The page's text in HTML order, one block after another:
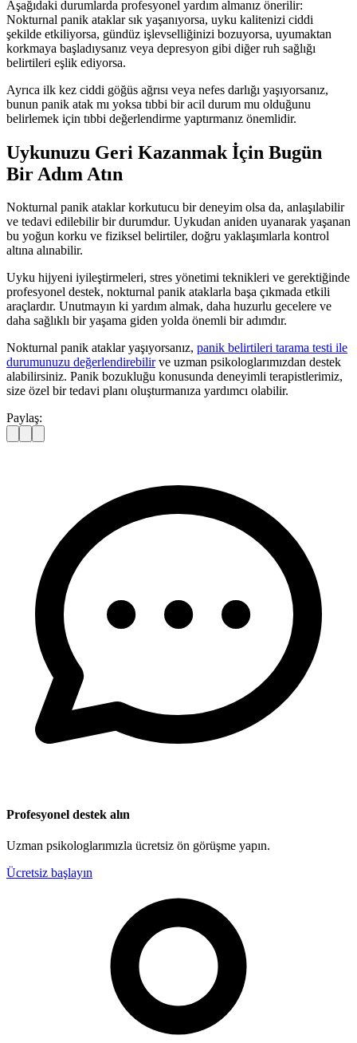
Aşağıdaki durumlarda profesyonel yardım almanız önerilir:
Nokturnal panik ataklar sık yaşanıyorsa, uyku kalitenizi ciddi
şekilde etkiliyorsa, gündüz işlevselliğinizi bozuyorsa, uyumaktan
korkmaya başladıysanız veya depresyon gibi diğer ruh sağlığı
belirtileri eşlik ediyorsa.
Ayrıca ilk kez ciddi göğüs ağrısı veya nefes darlığı yaşıyorsanız,
bunun panik atak mı yoksa tıbbi bir acil durum mu olduğunu
belirlemek için tıbbi değerlendirme yaptırmanız önemlidir.
Uykunuzu Geri Kazanmak İçin Bugün
Bir Adım Atın
Nokturnal panik ataklar korkutucu bir deneyim olsa da, anlaşılabilir
ve tedavi edilebilir bir durumdur. Uykudan aniden uyanarak yaşanan
bu yoğun korku ve fiziksel belirtiler, doğru yaklaşımlarla kontrol
altına alınabilir.
Uyku hijyeni iyileştirmeleri, stres yönetimi teknikleri ve gerektiğinde
profesyonel destek, nokturnal panik ataklarla başa çıkmada etkili
araçlardır. Unutmayın ki yardım almak, daha huzurlu gecelere ve
daha sağlıklı bir yaşama giden yolda önemli bir adımdır.
Nokturnal panik ataklar yaşıyorsanız, panik belirtileri tarama testi ile
durumunuzu değerlendirebilirve uzman psikologlarımızdan destek
alabilirsiniz. Panik bozukluğu konusunda deneyimli terapistlerimiz,
size özel bir tedavi planı oluşturmanıza yardımcı olabilir.
Paylaş:
Profesyonel destek alın
Uzman psikologlarımızla ücretsiz ön görüşme yapın.
Ücretsiz başlayın